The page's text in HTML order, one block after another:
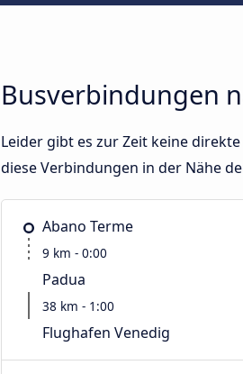
Busverbindungen
Leider gibt es zur Zeit keine
diese Verbindungen in der Nähe
Abano Terme
9 km - 0:00
Padua
38 km - 1:00
Flughafen Venedig